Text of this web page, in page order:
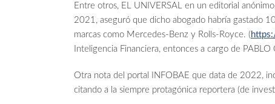
Entre otros, EL UNIVERSAL en un editorial
2021, aseguró que dicho abogado habría gastado
marcas como Mercedes-Benz y Rolls-Royce. (
Inteligencia Financiera, entonces a cargo de PABLO
Otra nota del portal INFOBAE que data de 2022,
citando a la siempre protagónica reportera (de